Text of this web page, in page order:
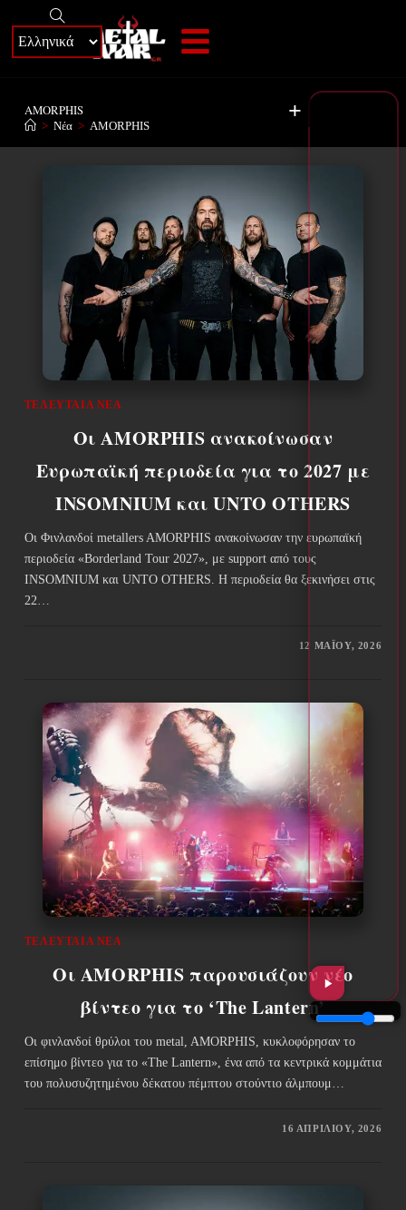
+
AMORPHIS
> Νέα > AMORPHIS
ΤΕΛΕΥΤΑΊΑ ΝΈΑ
Οι AMORPHIS ανακοίνωσαν
Ευρωπαϊκή περιοδεία για το 2027 με
INSOMNIUM και UNTO OTHERS
Οι Φινλανδοί metallers AMORPHIS ανακοίνωσαν την ευρωπαϊκή
περιοδεία «Borderland Tour 2027», με support από τους
INSOMNIUM και UNTO OTHERS. Η περιοδεία θα ξεκινήσει στις
22…
12 ΜΑΪ́ΟΥ, 2026
ΤΕΛΕΥΤΑΊΑ ΝΈΑ
Οι AMORPHIS παρουσιάζουν νέο
βίντεο για το ‘The Lantern’
Οι φινλανδοί θρύλοι του metal, AMORPHIS, κυκλοφόρησαν το
επίσημο βίντεο για το «The Lantern», ένα από τα κεντρικά κομμάτια
του πολυσυζητημένου δέκατου πέμπτου στούντιο άλμπουμ…
16 ΑΠΡΙΛΊΟΥ, 2026